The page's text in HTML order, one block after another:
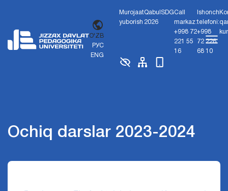
O'ZB
РУС
ENG
Murojaat
yuborish
Qabul
2026
SDGCall
markaz:
+998 72
221 55
16
Ishonch
telefoni:
+998
72 226
68 10
Ochiq darslar 2023-2024